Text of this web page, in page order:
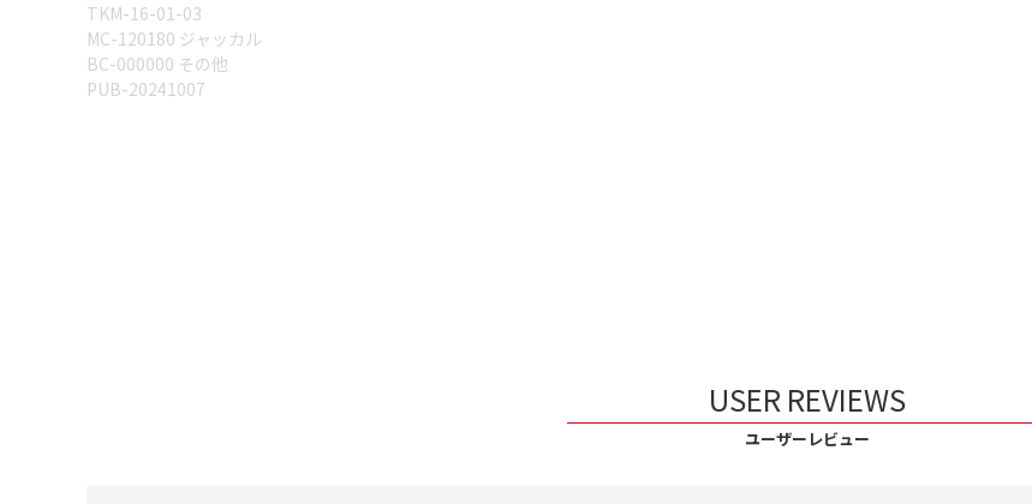
TKM-16-01-03
MC-120180 ジャッカル
BC-000000 その他
PUB-20241007
USER REVIEWS
ユーザーレビュー